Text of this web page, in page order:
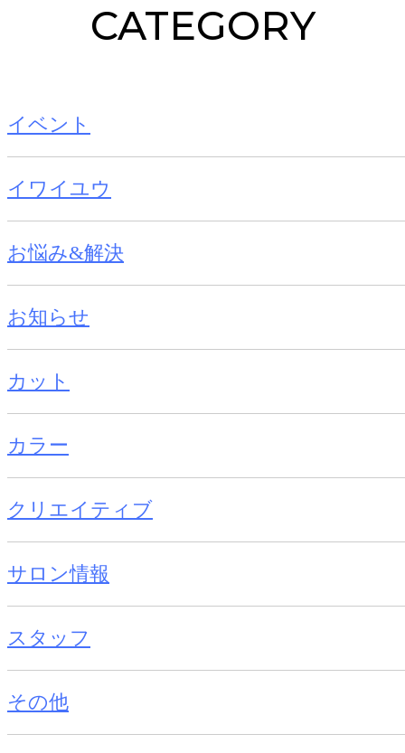
CATEGORY
イベント
イワイユウ
お悩み&解決
お知らせ
カット
カラー
クリエイティブ
サロン情報
スタッフ
その他